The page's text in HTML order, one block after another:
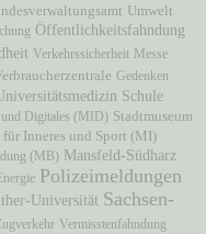
Umwelt
Öffentlichkeitsfahndung
Verkehrssicherheit Messe
Gedenken
Schule
Digitales (MID) Stadtmuseum
Inneres und Sport (MI)
(MB) Mansfeld-Südharz
Polizeimeldungen
Universität Sachsen-
Vermisstenfahndung